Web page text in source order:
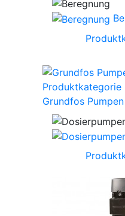
Produktkategorie
Grundfos Pumpen